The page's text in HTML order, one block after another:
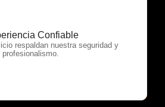
Confiable
respaldan nuestra seguridad y
profesionalismo.
Servicios